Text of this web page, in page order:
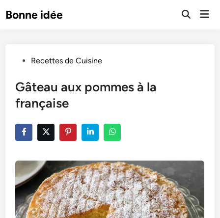
toBonne idée
Open
PostedRecettes de Cuisine
Gâteau aux pommes à la
française